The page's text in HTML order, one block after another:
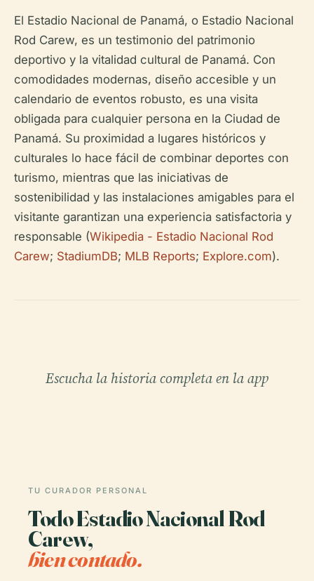
El Estadio Nacional de Panamá, o Estadio Nacional
Rod Carew, es un testimonio del patrimonio
deportivo y la vitalidad cultural de Panamá. Con
comodidades modernas, diseño accesible y un
calendario de eventos robusto, es una visita
obligada para cualquier persona en la Ciudad de
Panamá. Su proximidad a lugares históricos y
culturales lo hace fácil de combinar deportes con
turismo, mientras que las iniciativas de
sostenibilidad y las instalaciones amigables para el
visitante garantizan una experiencia satisfactoria y
responsable (Wikipedia - Estadio Nacional Rod
Carew; StadiumDB; MLB Reports; Explore.com).
Escucha la historia completa en la app
TU CURADOR PERSONAL
Todo Estadio Nacional Rod
Carew,
bien contado.